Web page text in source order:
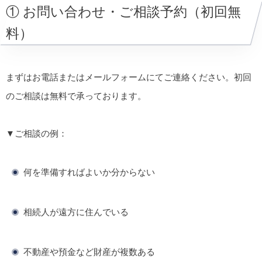
① お問い合わせ・ご相談予約（初回無
料）
まずはお電話またはメールフォームにてご連絡ください。初回
のご相談は無料で承っております。
▼ご相談の例：
何を準備すればよいか分からない
相続人が遠方に住んでいる
不動産や預金など財産が複数ある